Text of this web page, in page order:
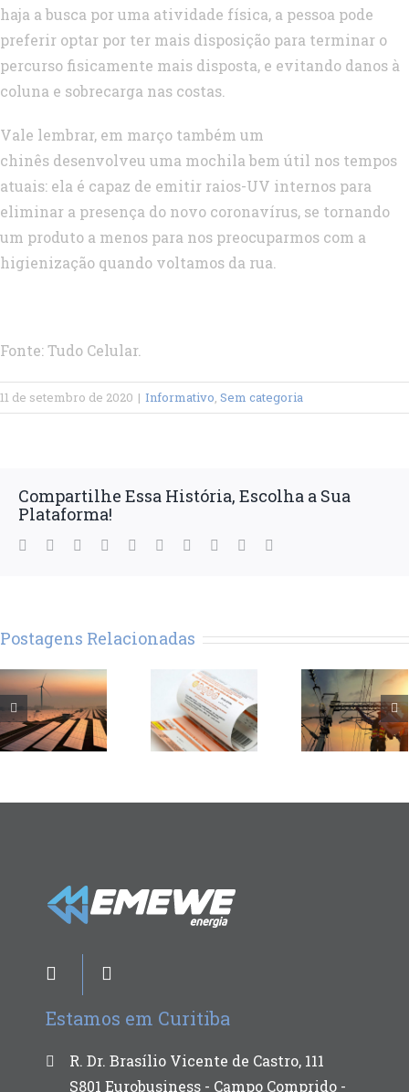
haja a busca por uma atividade física, a pessoa pode
preferir optar por ter mais disposição para terminar o
percurso fisicamente mais disposta, e evitando danos à
coluna e sobrecarga nas costas.
Vale lembrar, em março também um
chinês desenvolveu uma mochila bem útil nos tempos
atuais: ela é capaz de emitir raios-UV internos para
eliminar a presença do novo coronavírus, se tornando
um produto a menos para nos preocuparmos com a
higienização quando voltamos da rua.
Fonte: Tudo Celular.
11 de setembro de 2020 | Informativo, Sem categoria
Compartilhe Essa História, Escolha a Sua
Plataforma!
Facebook
TwitterLinkedIn
Reddit WhatsApp
TumblrPinterest Xing
Postagens Relacionadas
Estamos em Curitiba
R. Dr. Brasílio Vicente de Castro, 111
S801 Eurobusiness - Campo Comprido -